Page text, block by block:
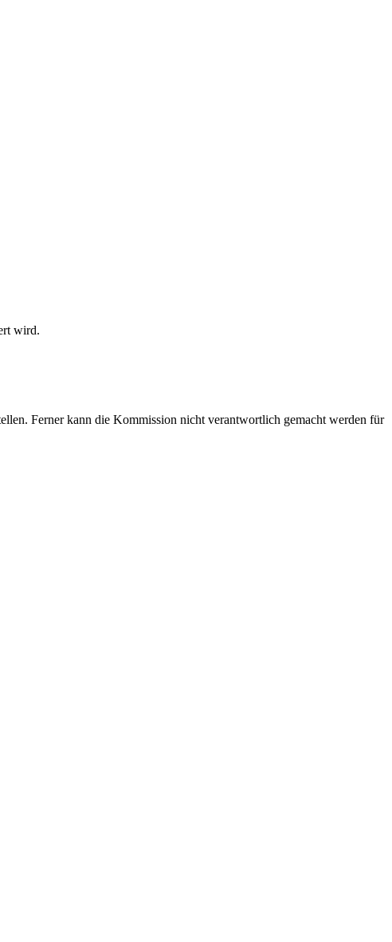
wird.
Ferner kann die Kommission nicht verantwortlich gemacht werden für